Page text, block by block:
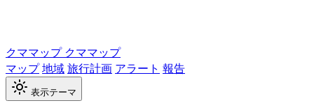
クママップ クママップ
マップ地域旅行計画 アラート 報告
表示テーマ